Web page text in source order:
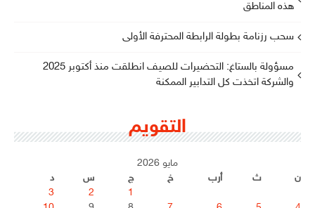
هذه المناطق
سحب رزنامة بطولة الرابطة المحترفة الأولى
مسؤولة بالستاغ: التحضيرات للصيف انطلقت منذ أكتوبر 2025
والشركة اتخذت كل التدابير الممكنة
التقويم
مايو 2026
ن
ث أرب خ ج س
د
1
2
3